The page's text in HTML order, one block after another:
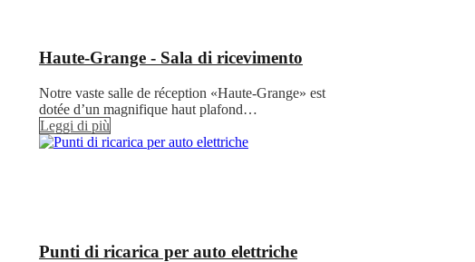
Haute-Grange - Sala di ricevimento
Notre vaste salle de réception «Haute-Grange» est
dotée d’un magnifique haut plafond…
Leggi di più
Punti di ricarica per auto elettriche